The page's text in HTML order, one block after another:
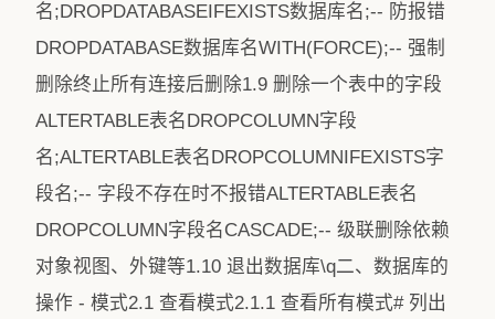
名;DROPDATABASEIFEXISTS数据库名;-- 防报错
DROPDATABASE数据库名WITH(FORCE);-- 强制
删除终止所有连接后删除1.9 删除一个表中的字段
ALTERTABLE表名DROPCOLUMN字段
名;ALTERTABLE表名DROPCOLUMNIFEXISTS字
段名;-- 字段不存在时不报错ALTERTABLE表名
DROPCOLUMN字段名CASCADE;-- 级联删除依赖
对象视图、外键等1.10 退出数据库\q二、数据库的
操作 - 模式2.1 查看模式2.1.1 查看所有模式# 列出